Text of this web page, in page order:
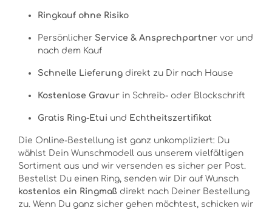
Ringkauf ohne Risiko
Persönlicher Service & Ansprechpartner vor und
nach dem Kauf
Schnelle Lieferung direkt zu Dir nach Hause
Kostenlose Gravur in Schreib- oder Blockschrift
Gratis Ring-Etui und Echtheitszertifikat
Die Online-Bestellung ist ganz unkompliziert: Du
wählst Dein Wunschmodell aus unserem vielfältigen
Sortiment aus und wir versenden es sicher per Post.
Bestellst Du einen Ring, senden wir Dir auf Wunsch
kostenlos ein Ringmaß direkt nach Deiner Bestellung
zu. Wenn Du ganz sicher gehen möchtest, schicken wir